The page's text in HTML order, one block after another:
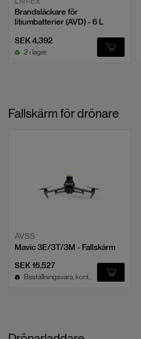
Brandsläckare för
litiumbatterier (AVD) - 6 L
SEK 4,392
2 i lager
Fallskärm för drönare
AVSS
Mavic 3E/3T/3M - Fallskärm
SEK 16,527
Beställningsvara, kontakta oss